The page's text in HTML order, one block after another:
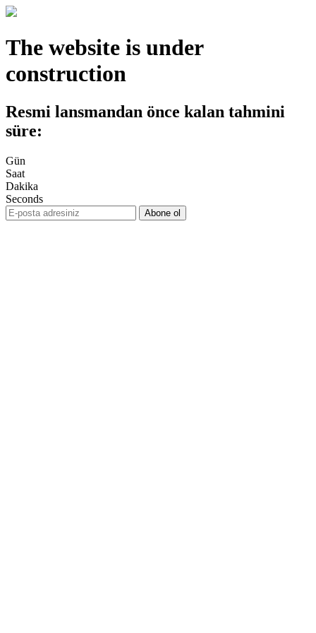
The website is under
construction
Resmi lansmandan önce kalan tahmini
süre:
Gün
Saat
Dakika
Seconds